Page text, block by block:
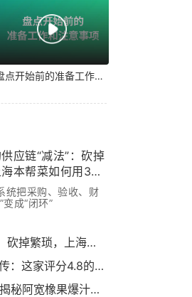
盘点开始前的准备工作和注意事项！
应链“减法”：砍掉
本帮菜如何用3个
革命
统把采购、验收、财
变成“闭环”
菜如何用3个月跑通效率革命
厅，换了一套“供应链管理系统”
爆汁烤肉的出圈之路……